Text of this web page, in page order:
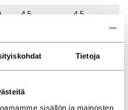
Tietoja
sisällön ja mainosten
4,5 4,5
0,28 0,28
456 502
55 090 €
€